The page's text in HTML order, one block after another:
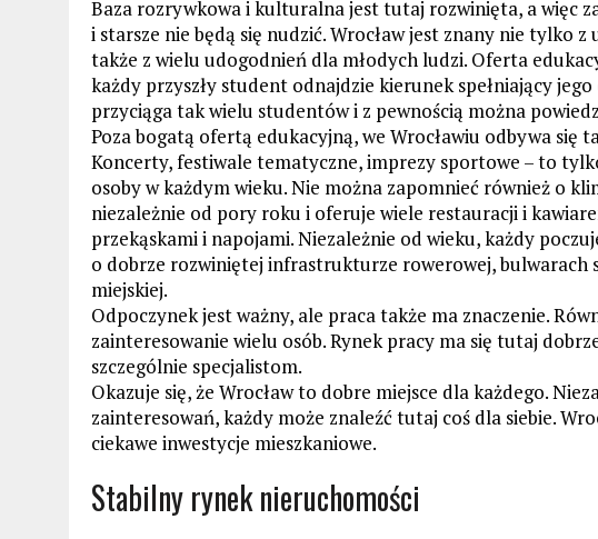
Baza rozrywkowa i kulturalna jest tutaj rozwinięta, a więc
i starsze nie będą się nudzić. Wrocław jest znany nie tylko
także z wielu udogodnień dla młodych ludzi. Oferta
każdy przyszły student odnajdzie kierunek spełniający
przyciąga tak wielu studentów i z pewnością można
Poza bogatą ofertą edukacyjną, we Wrocławiu odbywa się
Koncerty, festiwale tematyczne, imprezy sportowe – to
osoby w każdym wieku. Nie można zapomnieć również o
niezależnie od pory roku i oferuje wiele restauracji i
przekąskami i napojami. Niezależnie od wieku, każdy
o dobrze rozwiniętej infrastrukturze rowerowej, bulwarach
miejskiej.
Odpoczynek jest ważny, ale praca także ma znaczenie.
zainteresowanie wielu osób. Rynek pracy ma się tutaj
szczególnie specjalistom.
Okazuje się, że Wrocław to dobre miejsce dla każdego.
zainteresowań, każdy może znaleźć tutaj coś dla siebie.
ciekawe inwestycje mieszkaniowe.
Stabilny rynek nieruchomości